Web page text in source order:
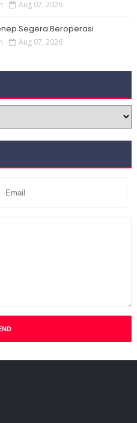
Aug 07, 2026
Segera Beroperasi
Aug 07, 2026